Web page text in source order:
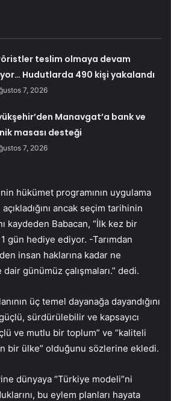
teslim olmaya devam
Hudutlarda 490 kişi yakalandı
7, 2026
Manavgat’a bank ve
masası desteği
7, 2026
hükümet programının uygulama
ancak seçim tarihinin
kaydeden Babacan, “İlk kez bir
gün hediye ediyor. -Tarımdan
insan haklarına kadar ne
günümüz çalışmaları.” dedi.
üç temel dayanağa dayandığını
sürdürülebilir ve kapsayıcı
ve mutlu bir toplum” ve “kaliteli
bir ülke” olduğunu sözlerine ekledi.
dünyaya “Türkiye modeli”ni
bu eylem planları hayata